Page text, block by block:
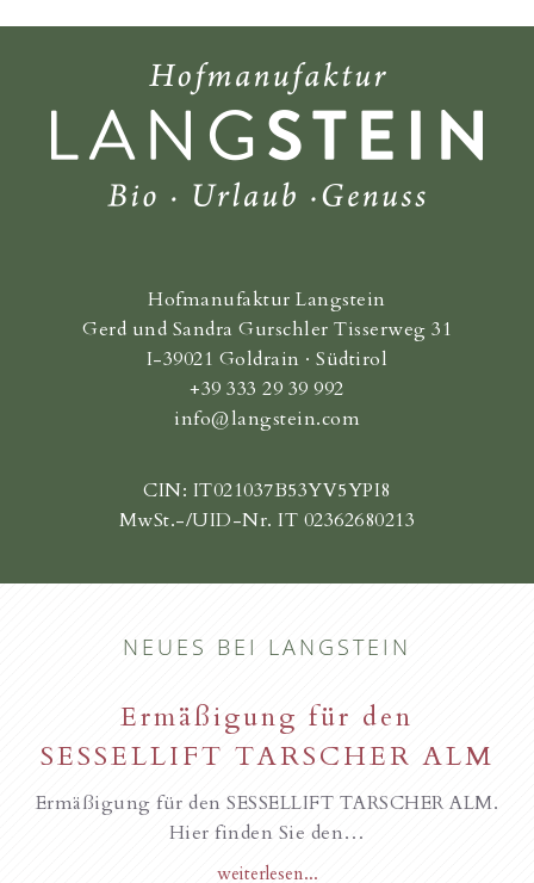
Hofmanufaktur Langstein
Gerd und Sandra Gurschler Tisserweg 31
I-39021 Goldrain · Südtirol
+39 333 29 39 992
info@langstein.com
CIN: IT021037B53YV5YPI8
MwSt.-/UID-Nr. IT 02362680213
NEUES BEI LANGSTEIN
Ermäßigung für den
SESSELLIFT TARSCHER ALM
Ermäßigung für den SESSELLIFT TARSCHER ALM.
Hier finden Sie den…
weiterlesen...